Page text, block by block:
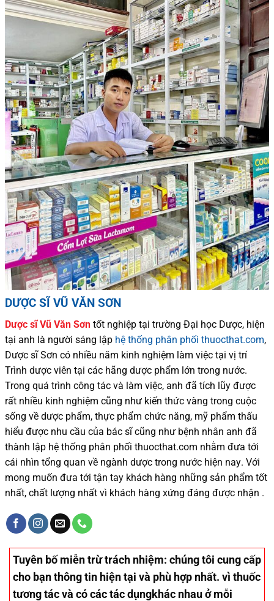
DƯỢC SĨ VŨ VĂN SƠN
Dược sĩVũ Văn Sơn tốt nghiệp tại trường Đại học Dược, hiện
tại anh là người sáng lập hệ thống phân phối thuocthat.com,
Dược sĩSơn có nhiều năm kinh nghiệm làm việc tại vị trí
Trình dược viên tại các hãng dược phẩm lớn trong nước.
Trong quá trình công tác và làm việc, anh đã tích lũy được
rất nhiều kinh nghiệm cũng như kiến thức vàng trong cuộc
sống về dược phẩm, thực phẩm chức năng, mỹ phẩm thấu
hiểu được nhu cầu của bác sĩcũng như bệnh nhân anh đã
thành lập hệ thống phân phối thuocthat.com nhằm đưa tới
cái nhìn tổng quan về ngành dược trong nước hiện nay. Với
mong muốn đưa tới tận tay khách hàng những sản phẩm tốt
nhất, chất lượng nhất vì khách hàng xứng đáng được nhận .
Tuyên bố miễn trừ trách nhiệm: chúng tôi cung cấp
cho bạn thông tin hiện tại và phù hợp nhất. vì thuốc
tương tác và có các tác dụngkhác nhau ở mỗi